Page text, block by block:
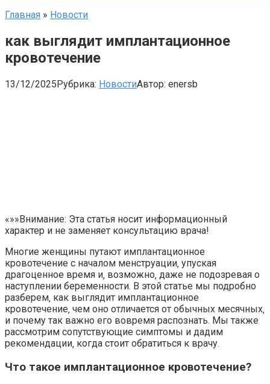
Главная » Новости
как выглядит имплантационное
кровотечение
13/12/2025Рубрика: НовостиАвтор: enersb
«»»Внимание: Эта статья носит информационный
характер и не заменяет консультацию врача!
Многие женщины путают имплантационное
кровотечение с началом менструации‚ упуская
драгоценное время и‚ возможно‚ даже не подозревая о
наступлении беременности. В этой статье мы подробно
разберем‚ как выглядит имплантационное
кровотечение‚ чем оно отличается от обычных месячных‚
и почему так важно его вовремя распознать. Мы также
рассмотрим сопутствующие симптомы и дадим
рекомендации‚ когда стоит обратиться к врачу.
Что такое имплантационное кровотечение?